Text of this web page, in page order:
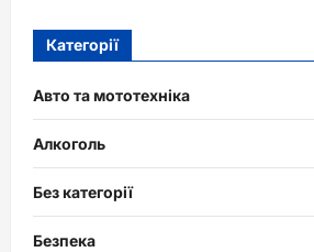
Категорії
Авто та мототехніка
Алкоголь
Без категорії
Безпека